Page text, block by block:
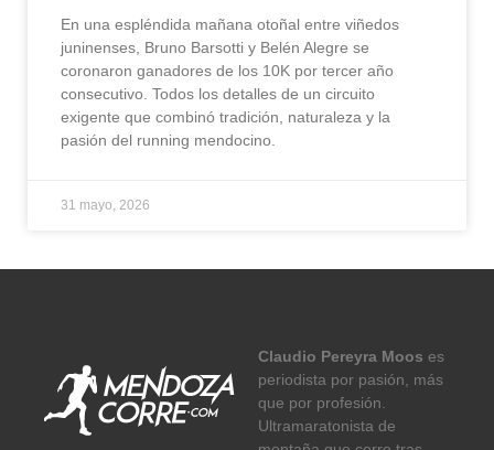
En una espléndida mañana otoñal entre viñedos
juninenses, Bruno Barsotti y Belén Alegre se
coronaron ganadores de los 10K por tercer año
consecutivo. Todos los detalles de un circuito
exigente que combinó tradición, naturaleza y la
pasión del running mendocino.
31 mayo, 2026
Claudio Pereyra Moos es
periodista por pasión, más
que por profesión.
Ultramaratonista de